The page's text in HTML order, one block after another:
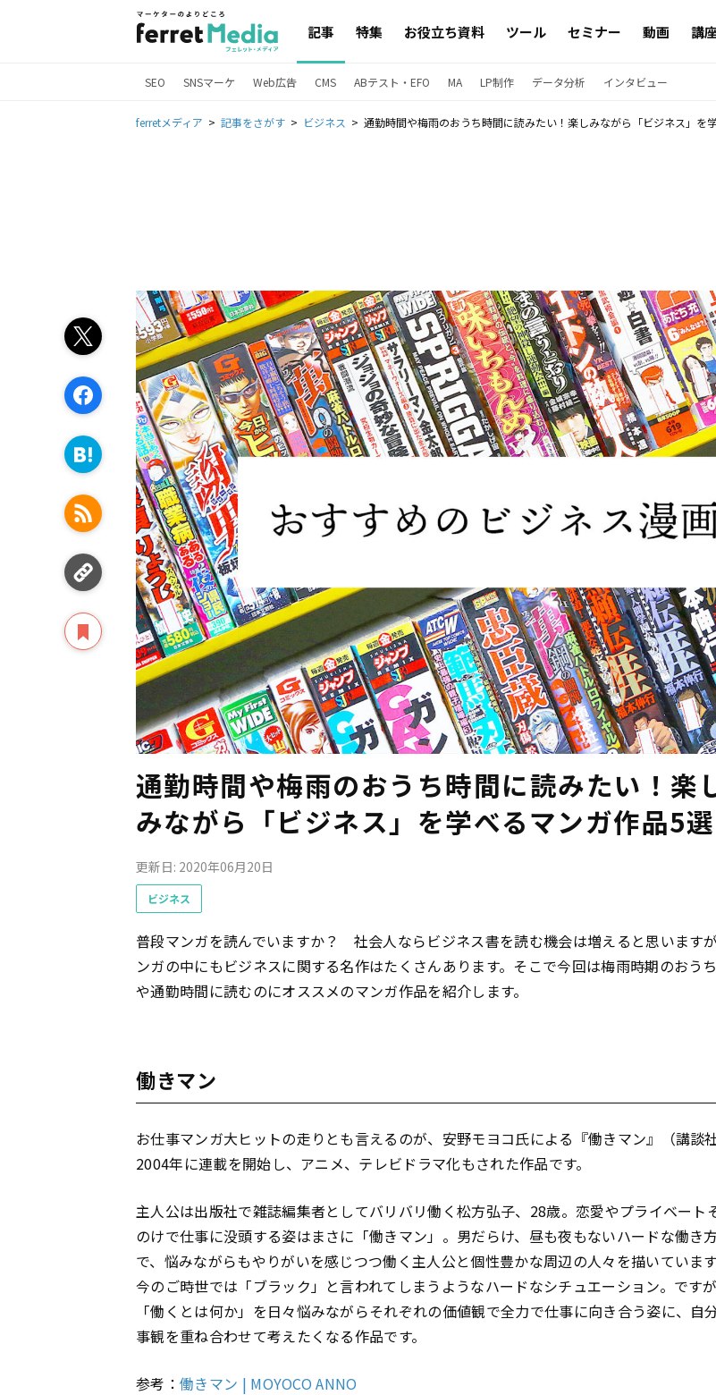
記事 特集 お役立ち資料 ツール セミナー 動画 講
SEO SNSマーケ Web広告 CMS ABテスト・EFO MA LP制作 データ分析 インタビュー
ferretメディア 記事をさがす ビジネス 通勤時間や梅雨のおうち時間に読みたい！楽しみながら「ビジネス」を
通勤時間や梅雨のおうち時間に読みたい！楽
みながら「ビジネス」を学べるマンガ作品5選
更新日: 2020年06月20日
ビジネス
普段マンガを読んでいますか？ 社会人ならビジネス書を読む機会は増えると思います
ンガの中にもビジネスに関する名作はたくさんあります。そこで今回は梅雨時期のおう
や通勤時間に読むのにオススメのマンガ作品を紹介します。
働きマン
お仕事マンガ大ヒットの走りとも言えるのが、安野モヨコ氏による『働きマン』（講談社
2004年に連載を開始し、アニメ、テレビドラマ化もされた作品です。
主人公は出版社で雑誌編集者としてバリバリ働く松方弘子、28歳。恋愛やプライベート
のけで仕事に没頭する姿はまさに「働きマン」。男だらけ、昼も夜もないハードな働き
で、悩みながらもやりがいを感じつつ働く主人公と個性豊かな周辺の人々を描いています
今のご時世では「ブラック」と言われてしまうようなハードなシチュエーション。ですが
「働くとは何か」を日々悩みながらそれぞれの価値観で全力で仕事に向き合う姿に、自
事観を重ね合わせて考えたくなる作品です。
参考： 働きマン | MOYOCO ANNO